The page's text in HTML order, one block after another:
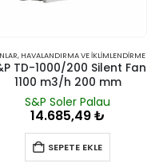
, HAVALANDIRMA VE İKLIMLENDIRME
TD-1000/200 Silent Fan
1100 m3/h 200 mm
S&P Soler Palau
14.685,49₺
SEPETE EKLE